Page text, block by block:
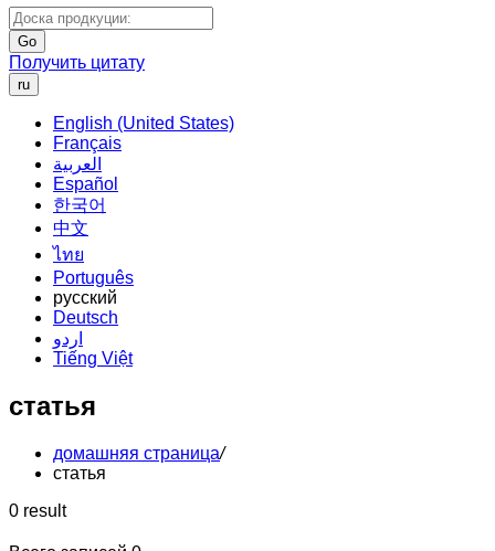
Go
Получить цитату
ru
English (United States)
Français
العربية
Español
한국어
中文
ไทย
Português
русский
Deutsch
اردو
Tiếng Việt
статья
домашняя страница/
статья
0 result